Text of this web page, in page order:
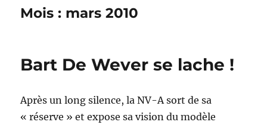
Mois : mars 2010
Bart De Wever se lache !
Après un long silence, la NV-A sort de sa
« réserve » et expose sa vision du modèle